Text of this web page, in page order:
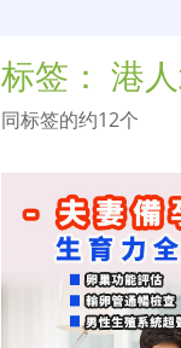
标签： 港
同标签的约12个